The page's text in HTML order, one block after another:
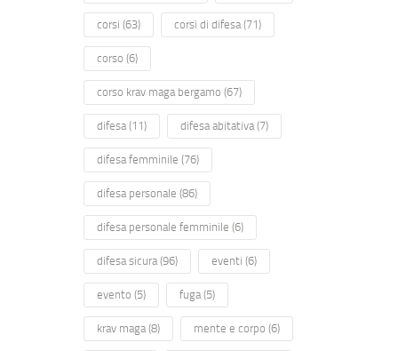
corsi (63) corsi di difesa(71)
corso (6)
corso krav maga bergamo (67)
difesa(11) difesa abitativa(7)
difesa femminile (76)
difesa personale (86)
difesa personale femminile (6)
difesa sicura(96) eventi (6)
evento (5) fuga(5)
krav maga(8) mente e corpo (6)